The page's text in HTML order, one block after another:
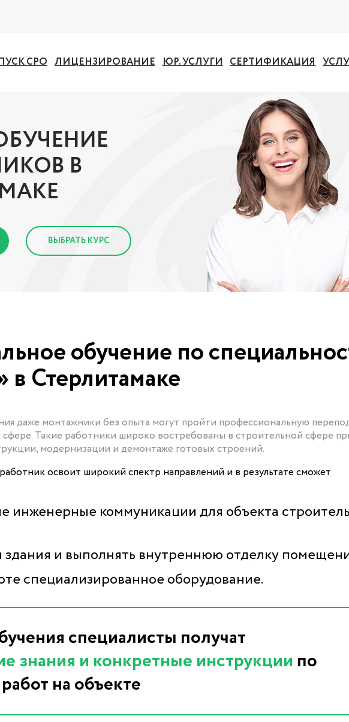
СРО ЛИЦЕНЗИРОВАНИЕ ЮР. УСЛУГИ СЕРТИФИКАЦИЯ
В
ВЫБРАТЬ КУРС
обучение по
Стерлитамаке
даже монтажники без опыта могут пройти профессиональную
сфере. Такие работники широко востребованы в строительной сфере
модернизации и демонтаже готовых строений.
освоит широкий спектр направлений и в результате сможет
инженерные коммуникации для объекта
здания и выполнять внутреннюю отделку
специализированное оборудование.
специалисты получат
знания и конкретные инструкции по
на объекте